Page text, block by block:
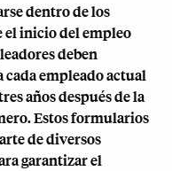
dentro de los
el inicio del empleo
deben
empleado actual
años después de la
Estos formularios
de diversos
garantizar el